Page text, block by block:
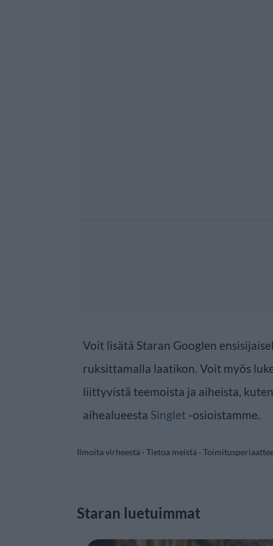
Voit lisätä Staran Googlen
ruksittamalla laatikon. Voit myös
liittyvistä teemoista ja aiheista,
aihealueesta Singlet -osioistamme.
Ilmoita virheestä · Tietoa meistä ·
Staran luetuimmat